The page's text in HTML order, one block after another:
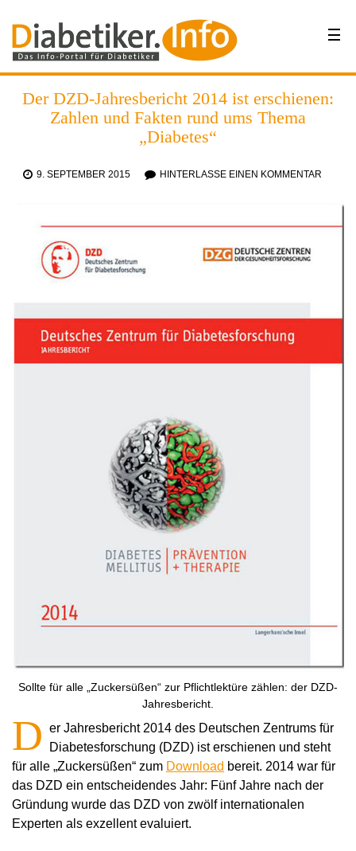
Der DZD-Jahresbericht 2014 ist erschienen:
Zahlen und Fakten rund ums Thema
„Diabetes“
9. SEPTEMBER 2015 HINTERLASSE EINEN KOMMENTAR
Sollte für alle „Zuckersüßen“ zur Pflichtlektüre zählen: der DZD-
Jahresbericht.
D er Jahresbericht 2014 des Deutschen Zentrums für
Diabetesforschung (DZD) ist erschienen und steht
für alle „Zuckersüßen“ zum Download bereit. 2014 war für
das DZD ein entscheidendes Jahr: Fünf Jahre nach der
Gründung wurde das DZD von zwölf internationalen
Experten als exzellent evaluiert.